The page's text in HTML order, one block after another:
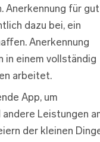
Anerkennung für gut
dazu bei, ein
Anerkennung
in einem vollständig
arbeitet.
App, um
Leistungen
der kleinen